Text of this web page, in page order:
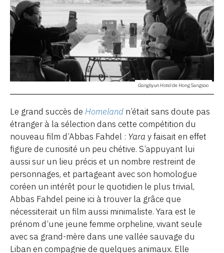
Gangbyun Hotelde Hong Sangsoo
Le grand succès de Homeland n’était sans doute pas
étranger à la sélection dans cette compétition du
nouveau film d’Abbas Fahdel : Yara y faisait en effet
figure de curiosité un peu chétive. S’appuyant lui
aussi sur un lieu précis et un nombre restreint de
personnages, et partageant avec son homologue
coréen un intérêt pour le quotidien le plus trivial,
Abbas Fahdel peine ici à trouver la grâce que
nécessiterait un film aussi minimaliste. Yara est le
prénom d’une jeune femme orpheline, vivant seule
avec sa grand-mère dans une vallée sauvage du
Liban en compagnie de quelques animaux. Elle